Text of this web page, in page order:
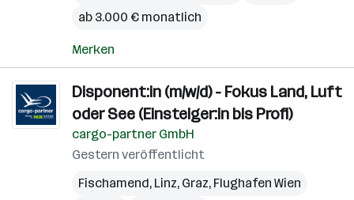
ab 3.000 € monatlich
Merken
Disponent:in (m/w/d) - Fokus Land, Luft
oder See (Einsteiger:in bis Profi)
cargo-partner GmbH
Gestern veröffentlicht
Fischamend, Linz, Graz, Flughafen Wien